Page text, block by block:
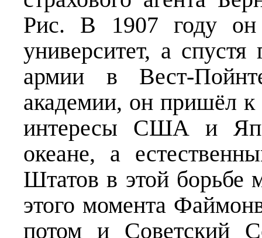
Рис. В 1907 году он
университет, а
армии в Вест-
академии, он пришёл к
интересы США и
океане, а
Штатов в этой борьбе
этого момента
потом и Советский